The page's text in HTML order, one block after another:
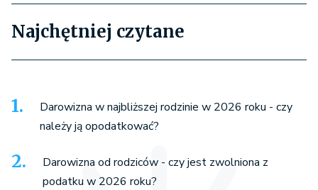
Najchętniej czytane
Darowizna w najbliższej rodzinie w 2026 roku - czy
należy ją opodatkować?
Darowizna od rodziców - czy jest zwolniona z
podatku w 2026 roku?